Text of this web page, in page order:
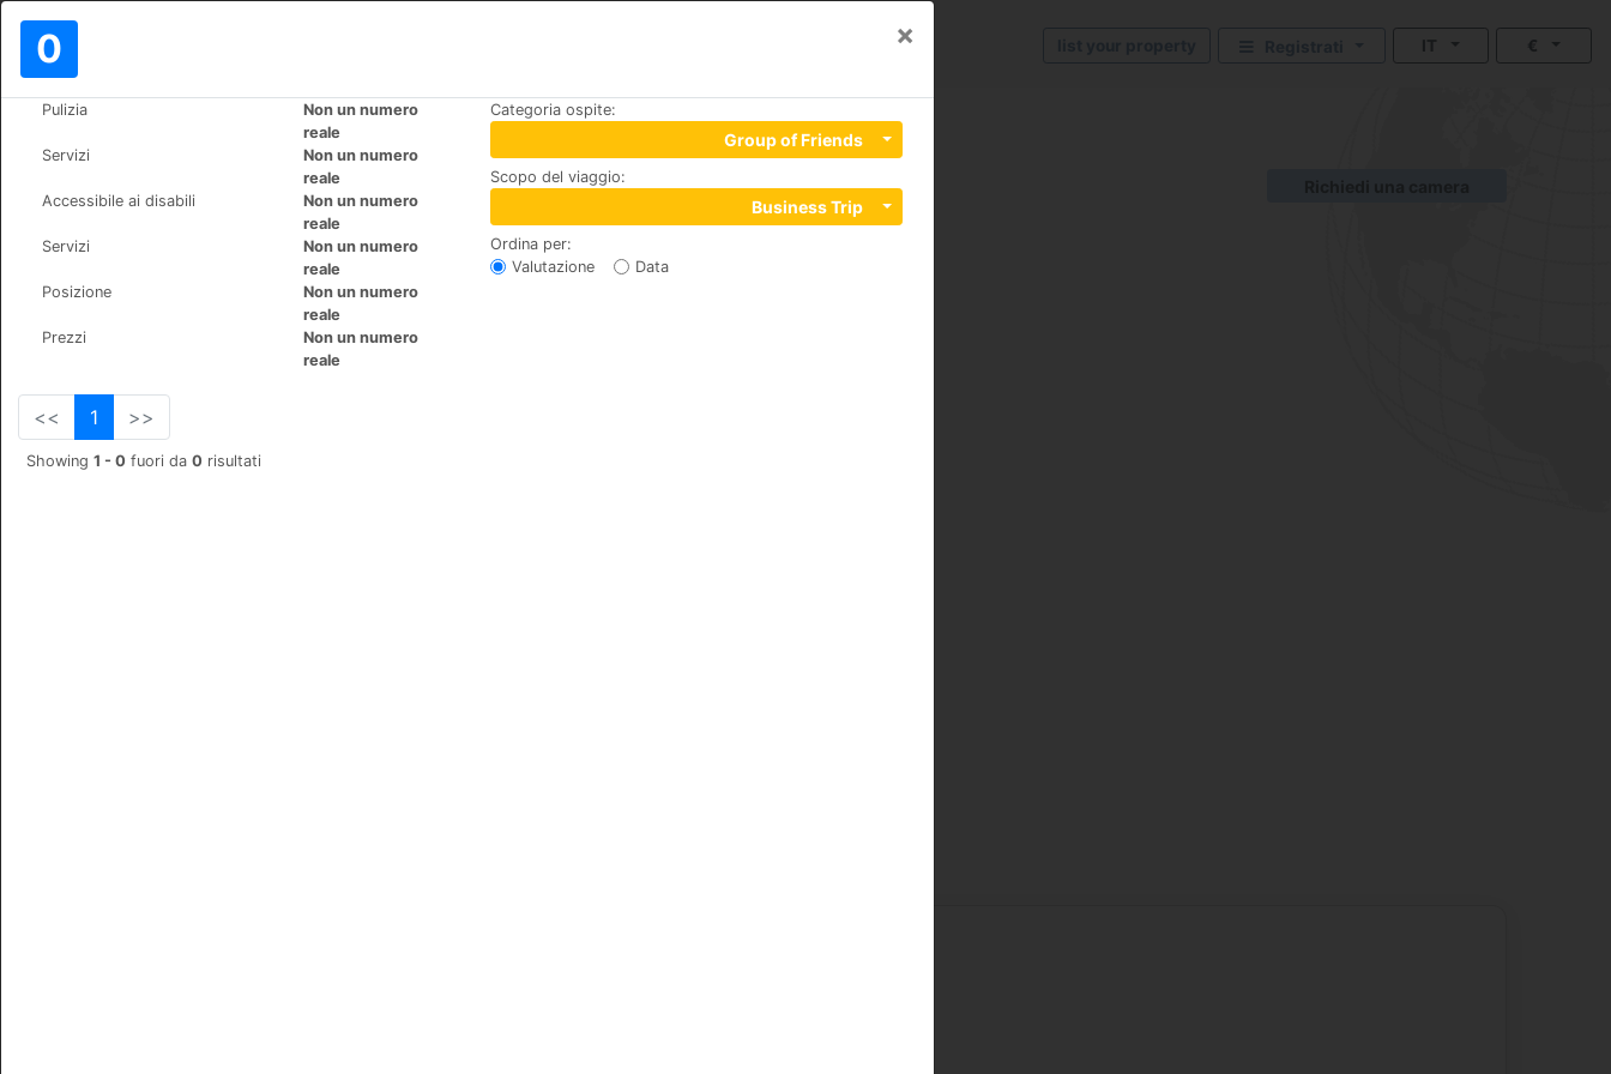
0 ×
Pulizia
Non un numero
reale
Servizi
Non un numero
reale
Accessibile ai disabili
Non un numero
reale
Servizi
Non un numero
reale
Posizione
Non un numero
reale
Prezzi
Non un numero
reale
Categoria ospite:
Group of Friends
Scopo del viaggio:
Business Trip
Ordina per:
Valutazione
Data
<< 1 >>
Showing 1 - 0 fuori da 0 risultati
IT €
California-Strawberry
Strawberry Inn
31880 highway 108, 95375